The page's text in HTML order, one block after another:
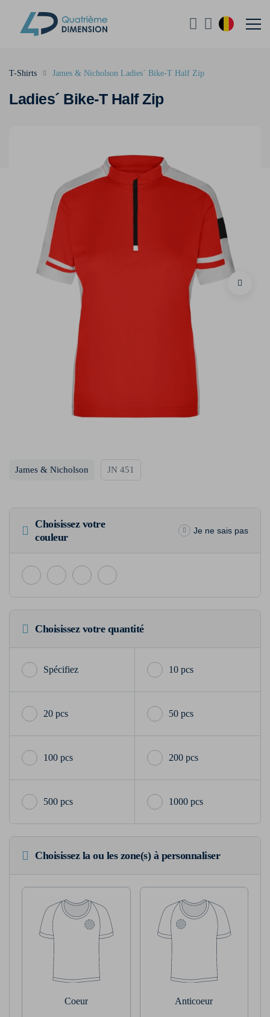
Ladies´ Bike-T Half Zip
T-Shirts James & Nicholson Ladies´ Bike-T Half Zip
James & Nicholson JN 451
Choisissez votre
couleur
Je ne sais pas
Choisissez votre quantité
10 pcs
20 pcs 50 pcs
100 pcs 200 pcs
500 pcs 1000 pcs
Choisissez la ou les zone(s) à personnaliser
Coeur Anticoeur